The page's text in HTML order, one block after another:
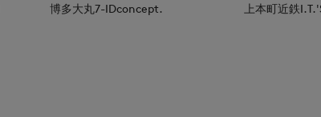
博多大丸7-IDconcept. 上本町近鉄